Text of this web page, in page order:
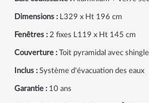
Dimensions : L329 x Ht 196 cm
Fenêtres : 2 fixes L119 x Ht 145 cm
Couverture : Toit pyramidal avec shingle
Inclus : Système d'évacuation des eaux
Garantie : 10 ans